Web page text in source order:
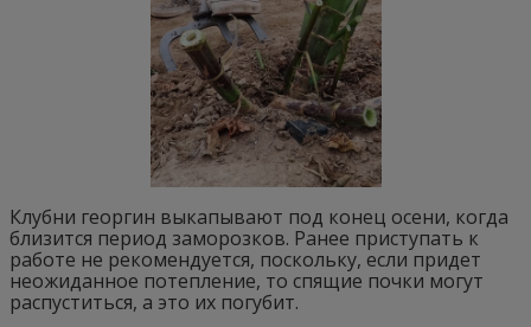
Клубни георгин выкапывают под конец осени, когда
близится период заморозков. Ранее приступать к
работе не рекомендуется, поскольку, если придет
неожиданное потепление, то спящие почки могут
распуститься, а это их погубит.